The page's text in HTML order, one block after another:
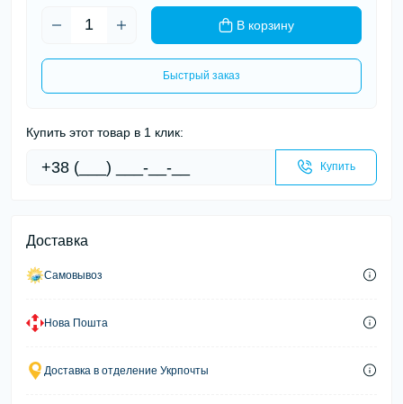
В корзину
Быстрый заказ
Купить этот товар в 1 клик:
Купить
Доставка
Самовывоз
Нова Пошта
Доставка в отделение Укрпочты